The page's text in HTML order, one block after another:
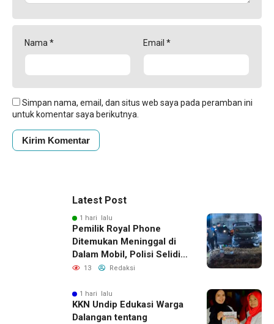
Nama* Email *
Simpan nama, email, dan situs web saya pada peramban ini
untuk komentar saya berikutnya.
Latest Post
1 hari lalu
Pemilik Royal Phone
Ditemukan Meninggal di
Dalam Mobil, Polisi Selidiki
Dugaan Keterkaitan
13 Redaksi
1 hari lalu
KKN Undip Edukasi Warga
Dalangan tentang